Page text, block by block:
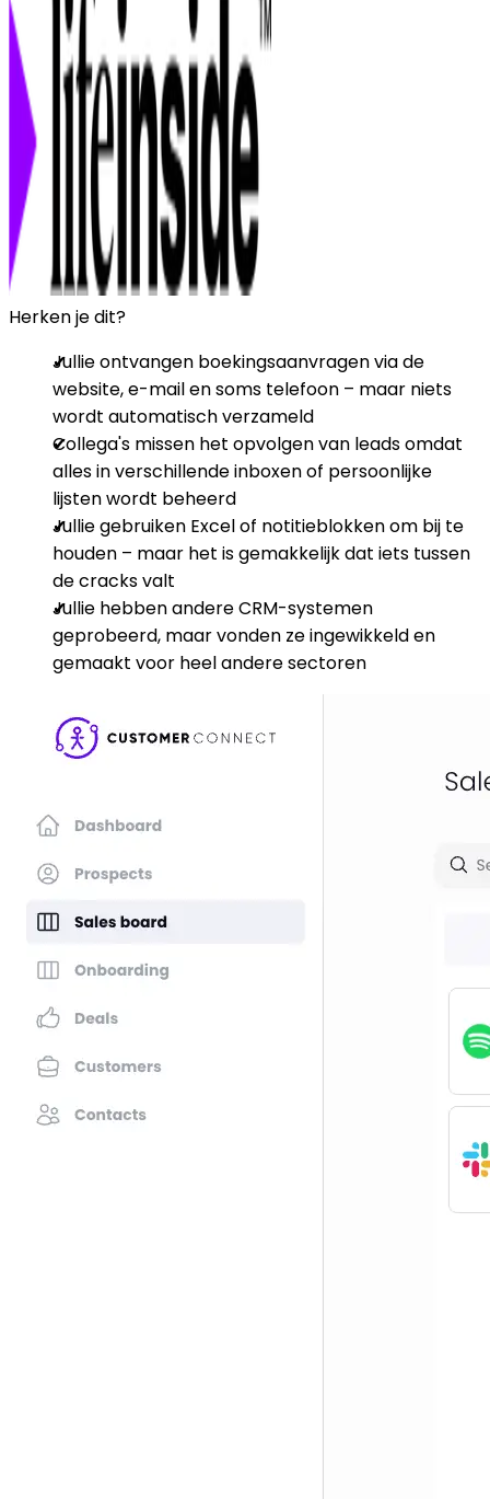
Herken je dit?
Jullie ontvangen boekingsaanvragen via de
website, e-mail en soms telefoon – maar niets
wordt automatisch verzameld
Collega's missen het opvolgen van leads omdat
alles in verschillende inboxen of persoonlijke
lijsten wordt beheerd
Jullie gebruiken Excel of notitieblokken om bij te
houden – maar het is gemakkelijk dat iets tussen
de cracks valt
Jullie hebben andere CRM-systemen
geprobeerd, maar vonden ze ingewikkeld en
gemaakt voor heel andere sectoren